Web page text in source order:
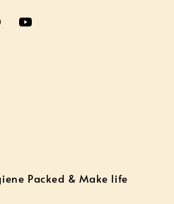
Packed & Make life